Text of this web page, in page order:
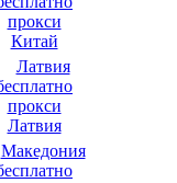
Китай
Латвия